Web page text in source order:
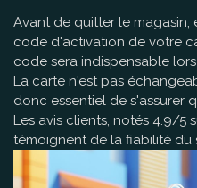
Avant de quitter le magasin,
code d'activation de votre
code sera indispensable
La carte n'est pas
donc essentiel de s'assurer
Les avis clients, notés 4.9/5
témoignent de la fiabilité du